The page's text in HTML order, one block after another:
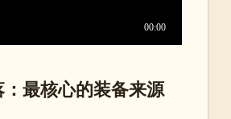
最核心的装备来源